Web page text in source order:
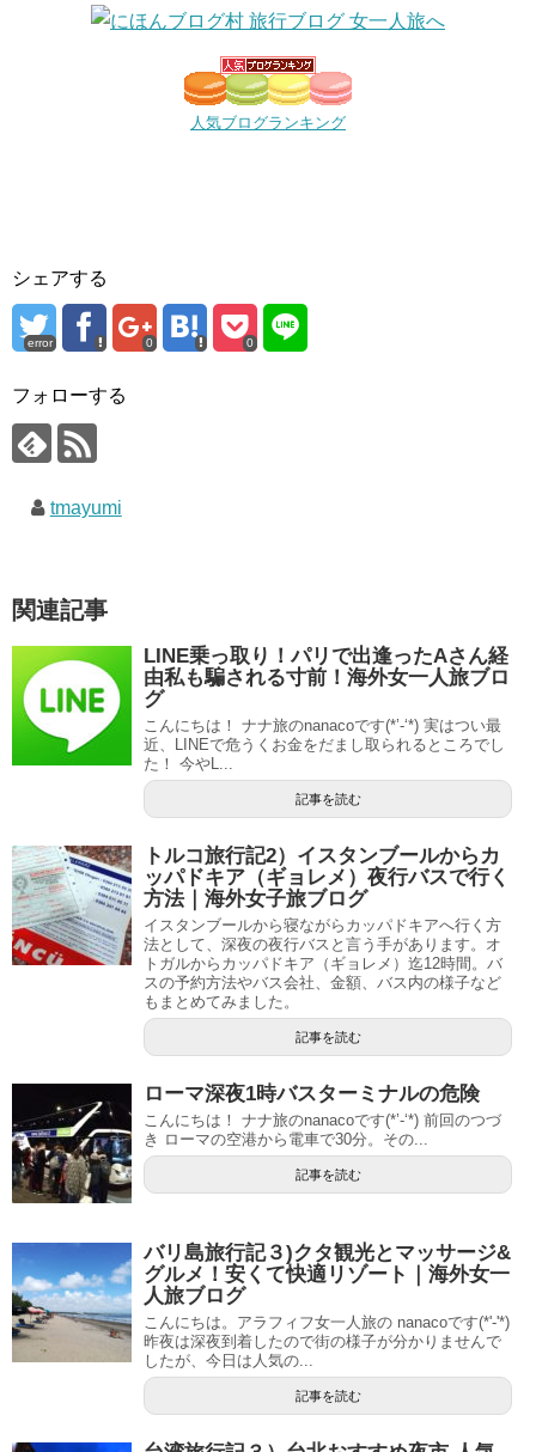
人気ブログランキング
シェアする
error 0 0
フォローする
tmayumi
関連記事
LINE乗っ取り！パリで出逢ったAさん経
由私も騙される寸前！海外女一人旅ブロ
グ
こんにちは！ ナナ旅のnanacoです(*’-‘*) 実はつい最
近、LINEで危うくお金をだまし取られるところでし
た！ 今やL...
記事を読む
トルコ旅行記2）イスタンブールからカ
ッパドキア（ギョレメ）夜行バスで行く
方法｜海外女子旅ブログ
イスタンブールから寝ながらカッパドキアへ行く方
法として、深夜の夜行バスと言う手があります。オ
トガルからカッパドキア（ギョレメ）迄12時間。バ
スの予約方法やバス会社、金額、バス内の様子など
もまとめてみました。
記事を読む
ローマ深夜1時バスターミナルの危険
こんにちは！ ナナ旅のnanacoです(*’-‘*) 前回のつづ
き ローマの空港から電車で30分。その...
記事を読む
バリ島旅行記３)クタ観光とマッサージ&
グルメ！安くて快適リゾート｜海外女一
人旅ブログ
こんにちは。アラフィフ女一人旅の nanacoです(*'-'*)
昨夜は深夜到着したので街の様子が分かりませんで
したが、今日は人気の...
記事を読む